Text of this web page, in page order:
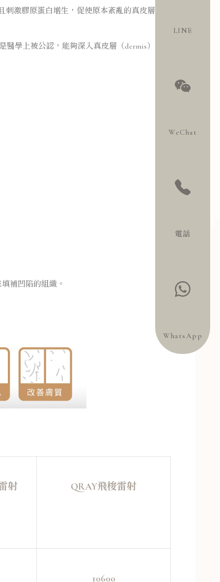
激膠原蛋白增生，促使原本紊亂的真皮層組織
學上被公認，能夠深入真皮層（dermis）進行
補凹陷的組織。
射 QRAY飛梭雷射
10600
LINE
WeChat
電話
WhatsApp